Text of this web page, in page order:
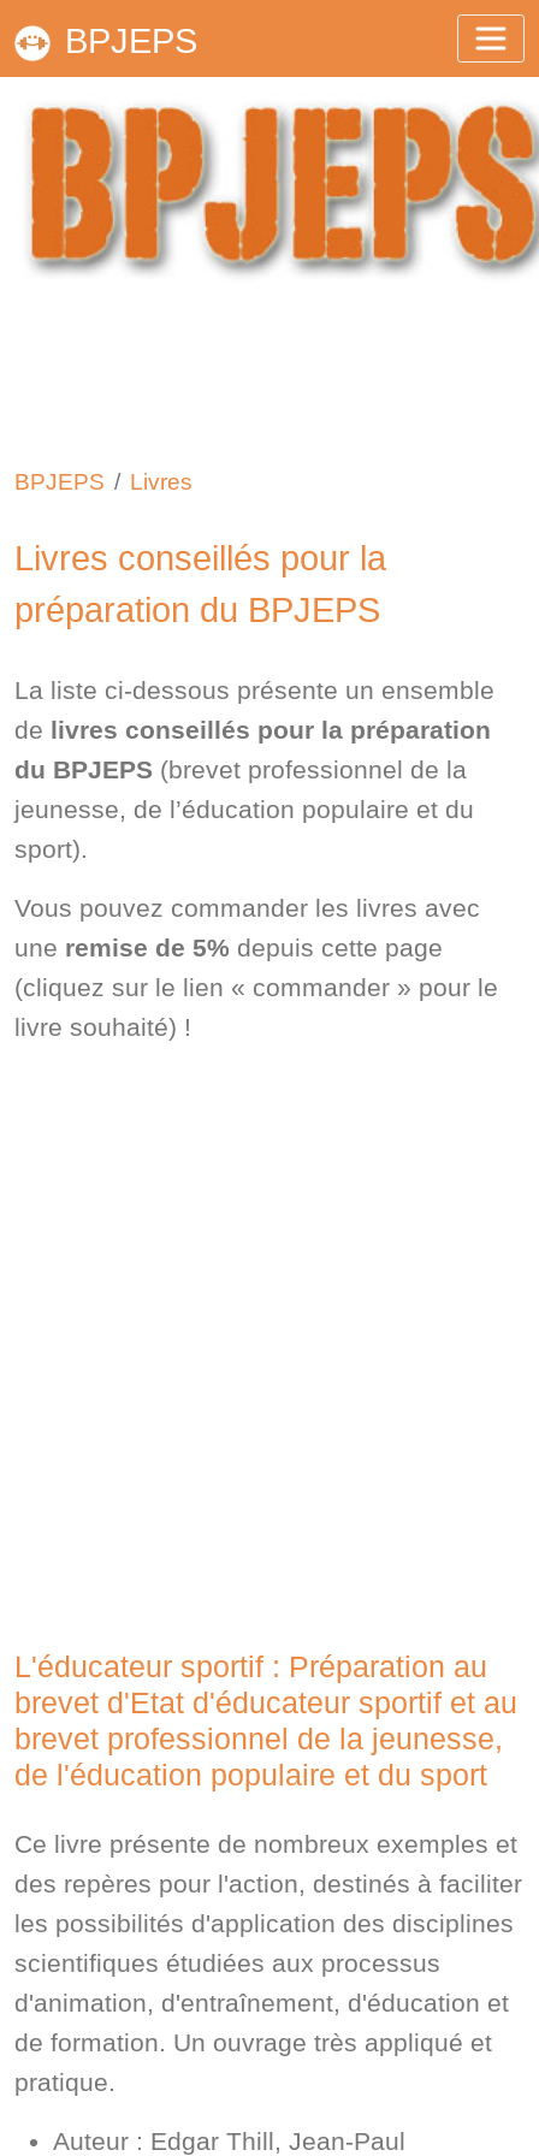
BPJEPS
BPJEPS Livres
Livres conseillés pour la
préparation du BPJEPS
La liste ci-dessous présente un ensemble
de livres conseillés pour la préparation
du BPJEPS (brevet professionnel de la
jeunesse, de l’éducation populaire et du
sport).
Vous pouvez commander les livres avec
une remise de 5% depuis cette page
(cliquez sur le lien « commander » pour le
livre souhaité) !
L'éducateur sportif : Préparation au
brevet d'Etat d'éducateur sportif et au
brevet professionnel de la jeunesse,
de l'éducation populaire et du sport
Ce livre présente de nombreux exemples et
des repères pour l'action, destinés à faciliter
les possibilités d'application des disciplines
scientifiques étudiées aux processus
d'animation, d'entraînement, d'éducation et
de formation. Un ouvrage très appliqué et
pratique.
Auteur : Edgar Thill, Jean-Paul